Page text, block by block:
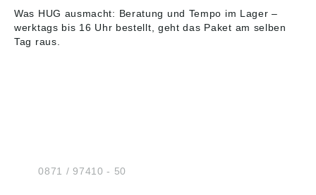
Was HUG ausmacht: Beratung und Tempo im Lager –
werktags bis 16 Uhr bestellt, geht das Paket am selben
Tag raus.
Tel.:0871 / 97410 - 50